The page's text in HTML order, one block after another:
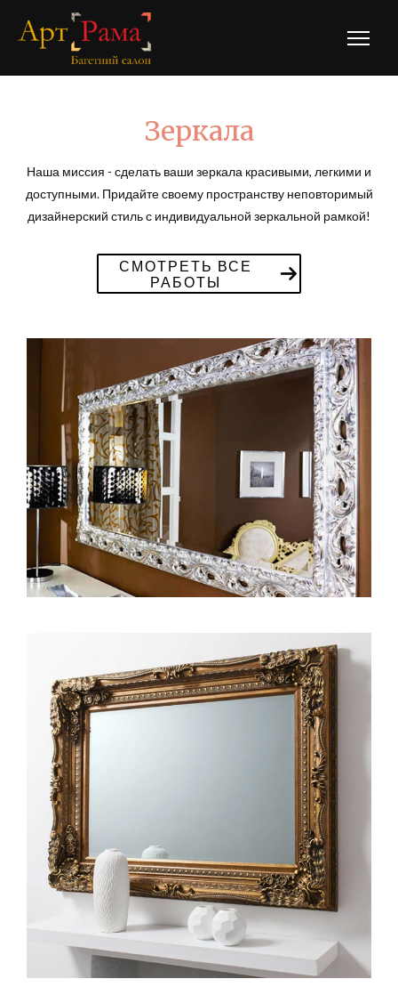
Зеркала
Наша миссия - сделать ваши зеркала красивыми, легкими и
доступными. Придайте своему пространству неповторимый
дизайнерский стиль с индивидуальной зеркальной рамкой!
СМОТРЕТЬ ВСЕ
РАБОТЫ